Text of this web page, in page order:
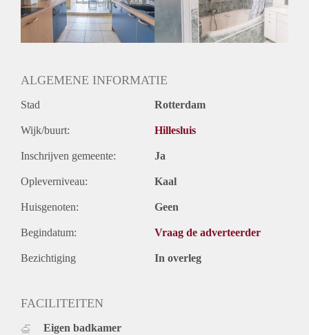
ALGEMENE INFORMATIE
Stad Rotterdam
Wijk/buurt: Hillesluis
Inschrijven gemeente: Ja
Opleverniveau: Kaal
Huisgenoten: Geen
Begindatum: Vraag de adverteerder
Bezichtiging In overleg
FACILITEITEN
Eigen badkamer